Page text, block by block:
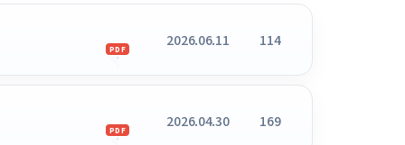
PDF
2026.06.11 114
PDF
2026.04.30 169